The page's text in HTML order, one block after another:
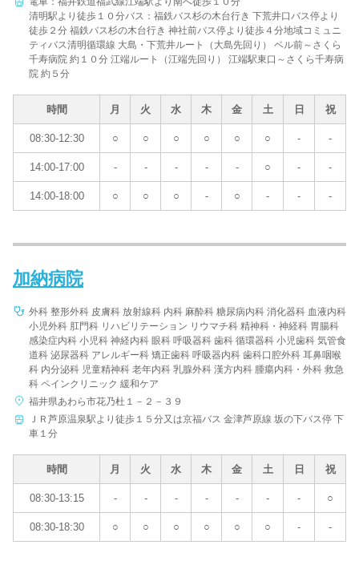
清明駅より徒歩１０分バス：福鉄バス杉の木台行き 下荒井口バス停より
徒歩２分 福鉄バス杉の木台行き 神社前バス停より徒歩４分地域コミュニ
ティバス清明循環線 大島・下荒井ルート（大島先回り） ベル前～さくら
千寿病院 約１０分 江端ルート（江端先回り） 江端駅東口～さくら千寿病
院 約５分
時間 月 火 水 木 金 土 日 祝
08:30-12:30 ○ ○ ○ ○ ○ ○ - -
14:00-17:00 - - - - - ○ - -
14:00-18:00 ○ ○ ○ - ○ - - -
加納病院
外科 整形外科 皮膚科 放射線科 内科 麻酔科 糖尿病内科 消化器科 血液内科
小児外科 肛門科 リハビリテーション リウマチ科 精神科・神経科 胃腸科
感染症内科 小児科 神経内科 眼科 呼吸器科 歯科 循環器科 小児歯科 気管食
道科 泌尿器科 アレルギー科 矯正歯科 呼吸器内科 歯科口腔外科 耳鼻咽喉
科 内分泌科 児童精神科 老年内科 乳腺外科 漢方内科 腫瘍内科・外科 救急
科 ペインクリニック 緩和ケア
福井県あわら市花乃杜１－２－３９
ＪＲ芦原温泉駅より徒歩１５分又は京福バス 金津芦原線 坂の下バス停 下
車１分
時間 月 火 水 木 金 土 日 祝
08:30-13:15 - - - - - - - ○
08:30-18:30 ○ ○ ○ ○ ○ ○ - -